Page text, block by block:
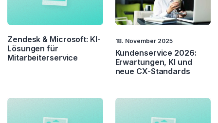
Zendesk & Microsoft: KI-
Lösungen für
Mitarbeiterservice
18. November 2025
Kundenservice 2026:
Erwartungen, KI und
neue CX-Standards